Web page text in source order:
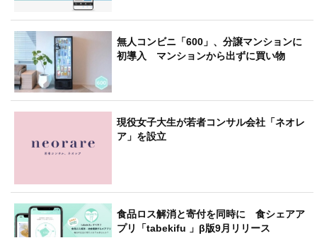
無人コンビニ「600」、分譲マンションに
初導入 マンションから出ずに買い物
現役女子大生が若者コンサル会社「ネオレ
ア」を設立
食品ロス解消と寄付を同時に 食シェアア
プリ「tabekifu 」β版9月リリース